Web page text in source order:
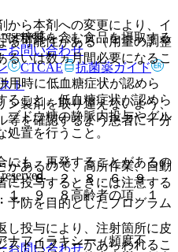
ら本剤への変更により、イ
る可能性がある（用量の調整
るいは数ヵ月間必要になるこ
製剤を取り違えないよう、
等を確認するよう患者に十分
あるので、高所作業、自動
に投与するときには注意する
投与により、注射箇所に皮
ストロフィーがあらわれるこ
は糖質を含む食品を摂取する
用時に低血糖症状が認めら
ること。低血糖症状が認めら
ブドウ糖の静脈内投与やグル
置を行うこと。
にも、再発することがあるの
１、８．２、８．６、９．
１、９．８高齢者の項、１
フィラキシー（頻度不
お問い合わせ
CTCAE
抗菌薬ガイド
ト
防を目的としたプログラム
お問い合わせ